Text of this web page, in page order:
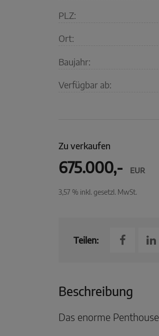
PLZ:
Ort:
Baujahr:
Verfügbar ab:
Zu verkaufen
675.000,- EUR
3,57 % inkl. gesetzl. MwSt.
Teilen:
Beschreibung
Das enorme